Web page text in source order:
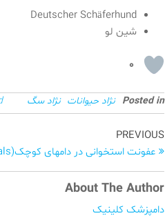
Deutscher Schäferhund
شین لو
0
Posted in نژاد حیوانات نژاد سگ
راهبری
نوشته
Previous
Post
PREVIOUS
عفونت استخوانی در دامهای کوچک(Osteomyelitis in Small Animals)
About The Author
دامپزشک کلینیک